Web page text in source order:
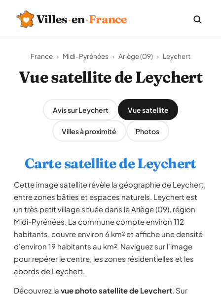
Villes·en·France
France › Midi-Pyrénées › Ariège (09) › Leychert
Vue satellite de Leychert
Avis sur Leychert Vue satellite
Villes à proximité Photos
Carte satellite de Leychert
Cette image satellite révèle la géographie de Leychert,
entre zones bâties et espaces naturels. Leychert est
un très petit village située dans le Ariège (09), région
Midi-Pyrénées. La commune compte environ 112
habitants, couvre environ 6 km² et affiche une densité
d'environ 19 habitants au km². Naviguez sur l'image
pour repérer le centre, les zones résidentielles et les
abords de Leychert.
Découvrez la vue photo satellite de Leychert. Sur